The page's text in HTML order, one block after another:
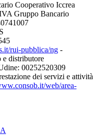
Cooperativo Iccrea
Gruppo Bancario
rui-pubblica/ng -
e distributore
00252520309
dei servizi e attività
web/area-